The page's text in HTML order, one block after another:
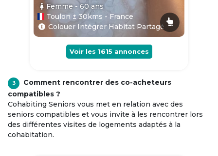
Femme - 60ans
Toulon ± 30kms - France
Colouer Intégrer Habitat Partagé
Voir les 1615 annonces
3
Comment rencontrer des co-acheteurs
compatibles ?
Cohabiting Seniors vous met en relation avec des
seniors compatibles et vous invite à les rencontrer lors
des différentes visites de logements adaptés à la
cohabitation.